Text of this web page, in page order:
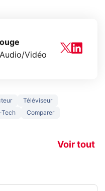
Vidéo
Téléviseur
Tech Comparer
Voir tout
Ce que vous
navigation